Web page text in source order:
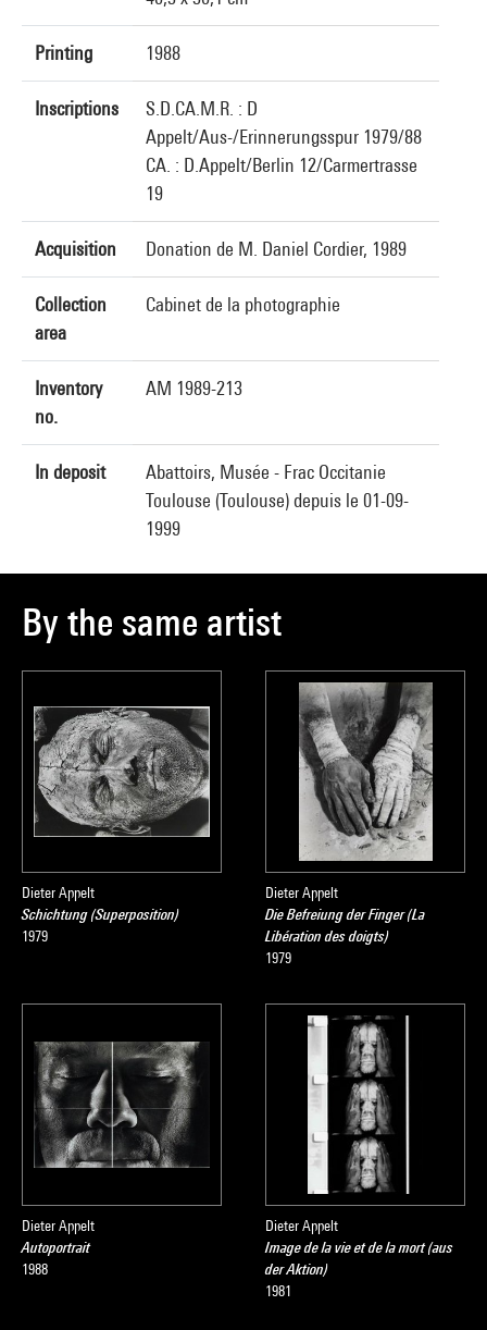
Printing 1988
Inscriptions
S.D.CA.M.R. : D
Appelt/Aus-/Erinnerungsspur 1979/88
CA. : D.Appelt/Berlin 12/Carmertrasse
19
Acquisition Donation de M. Daniel Cordier, 1989
Collection
area
Cabinet de la photographie
Inventory
no.
AM 1989-213
In deposit
Abattoirs, Musée - Frac Occitanie
Toulouse (Toulouse) depuis le 01-09-
1999
By the same artist
Dieter Appelt
Schichtung (Superposition)
1979
Dieter Appelt
Die Befreiung der Finger (La
Libération des doigts)
1979
Dieter Appelt
Autoportrait
1988
Dieter Appelt
Image de la vie et de la mort (aus
der Aktion)
1981